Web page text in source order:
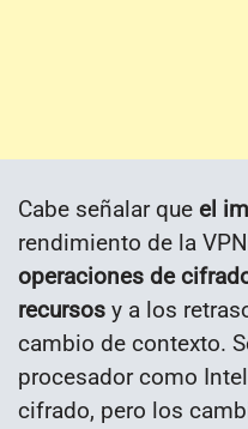
Cabe señalar que el
rendimiento de la VPN
operaciones de
recursos y a los
cambio de contexto.
procesador como
cifrado, pero los